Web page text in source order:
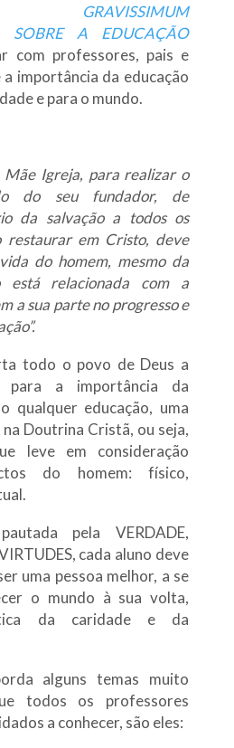
GRAVISSIMUM
SOBRE A EDUCAÇÃO
com professores, pais e
importância da educação
e para o mundo.
Mãe Igreja, para realizar o
do seu fundador, de
da salvação a todos os
restaurar em Cristo, deve
do homem, mesmo da
está relacionada com a
a sua parte no progresso e
todo o povo de Deus a
a importância da
qualquer educação, uma
na Doutrina Cristã, ou seja,
leve em consideração
do homem: físico,
pela VERDADE,
cada aluno deve
uma pessoa melhor, a se
o mundo à sua volta,
da caridade e da
alguns temas muito
todos os professores
a conhecer, são eles: